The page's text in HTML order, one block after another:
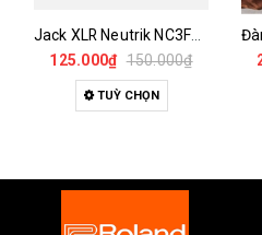
Jack XLR Neutrik NC3FXX & NC3MXX 3 Pin – Đầu Canon Đực Cái Chính Hãng Hàn Dây Cao Cấp
125.000₫ 150.000₫
TUỲ CHỌN